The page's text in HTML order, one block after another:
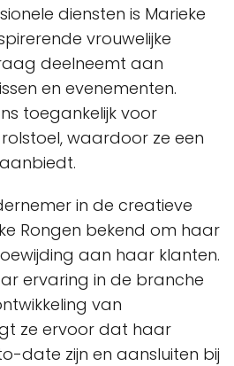
diensten is Marieke
vrouwelijke
deelneemt aan
en evenementen.
toegankelijk voor
waardoor ze een
in de creatieve
Rongen bekend om haar
aan haar klanten.
ervaring in de branche
van
ze ervoor dat haar
date zijn en aansluiten bij